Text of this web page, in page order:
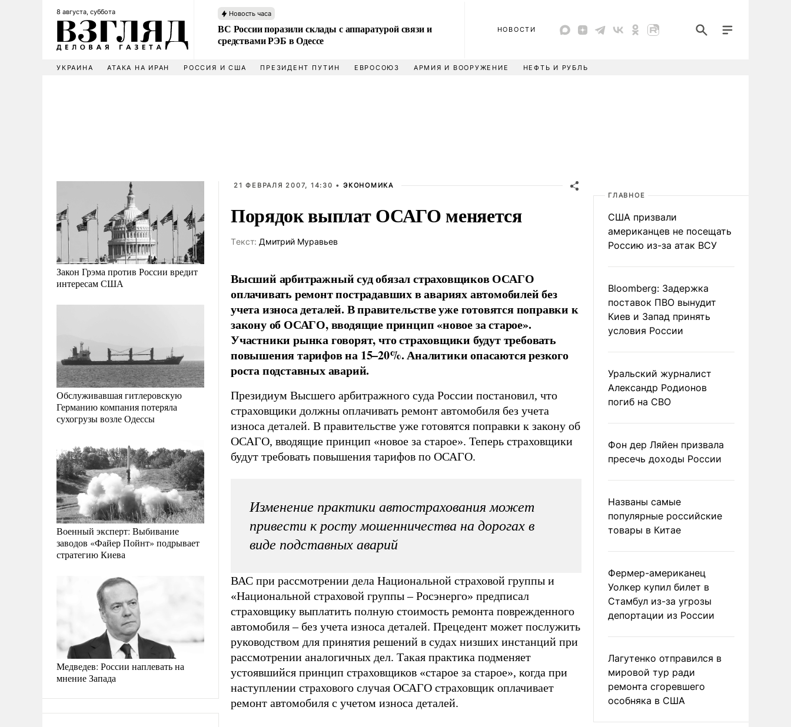
8 августа, суббота Новость часа
ВС России поразили склады с аппаратурой связи и
средствами РЭБ в Одессе
НОВОСТИ
УКРАИНА АТАКА НА ИРАН РОССИЯ И США ПРЕЗИДЕНТ ПУТИН ЕВРОСОЮЗ АРМИЯ И ВООРУЖЕНИЕ НЕФТЬ И РУБЛЬ
Закон Грэма против России вредит
интересам США
Обслуживавшая гитлеровскую
Германию компания потеряла
сухогрузы возле Одессы
Военный эксперт: Выбивание
заводов «Файер Пойнт» подрывает
стратегию Киева
Медведев: России наплевать на
мнение Запада
21 ФЕВРАЛЯ 2007, 14:30 • ЭКОНОМИКА
Порядок выплат ОСАГО меняется
Tекст: Дмитрий Муравьев
Высший арбитражный суд обязал страховщиков ОСАГО
оплачивать ремонт пострадавших в авариях автомобилей без
учета износа деталей. В правительстве уже готовятся поправки к
закону об ОСАГО, вводящие принцип «новое за старое».
Участники рынка говорят, что страховщики будут требовать
повышения тарифов на 15–20%. Аналитики опасаются резкого
роста подставных аварий.
Президиум Высшего арбитражного суда России постановил, что
страховщики должны оплачивать ремонт автомобиля без учета
износа деталей. В правительстве уже готовятся поправки к закону об
ОСАГО, вводящие принцип «новое за старое». Теперь страховщики
будут требовать повышения тарифов по ОСАГО.
Изменение практики автострахования может
привести к росту мошенничества на дорогах в
виде подставных аварий
ВАС при рассмотрении дела Национальной страховой группы и
«Национальной страховой группы – Росэнерго» предписал
страховщику выплатить полную стоимость ремонта поврежденного
автомобиля – без учета износа деталей. Прецедент может послужить
руководством для принятия решений в судах низших инстанций при
рассмотрении аналогичных дел. Такая практика подменяет
устоявшийся принцип страховщиков «старое за старое», когда при
наступлении страхового случая ОСАГО страховщик оплачивает
ремонт автомобиля с учетом износа деталей.
ГЛАВНОЕ
США призвали
американцев не посещать
Россию из-за атак ВСУ
Bloomberg: Задержка
поставок ПВО вынудит
Киев и Запад принять
условия России
Уральский журналист
Александр Родионов
погиб на СВО
Фон дер Ляйен призвала
пресечь доходы России
Названы самые
популярные российские
товары в Китае
Фермер-американец
Уолкер купил билет в
Стамбул из-за угрозы
депортации из России
Лагутенко отправился в
мировой тур ради
ремонта сгоревшего
особняка в США